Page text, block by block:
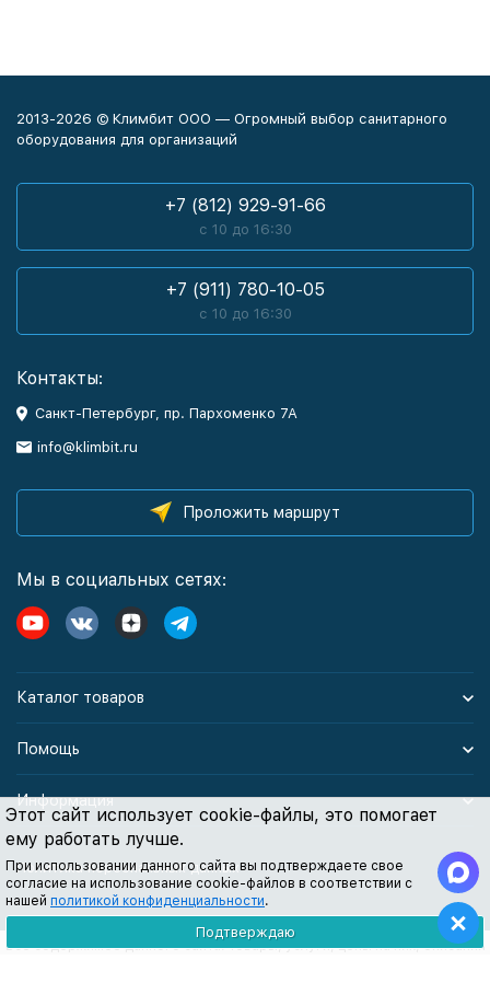
Этот сайт использует cookie-файлы, это помогает
ему работать лучше.
При использовании данного сайта вы подтверждаете свое
согласие на использование cookie-файлов в соответствии с
нашей политикой конфиденциальности.
Подтверждаю
2013-2026 © Климбит ООО — Огромный выбор санитарного
оборудования для организаций
+7 (812) 929-91-66
с 10 до 16:30
+7 (911) 780-10-05
с 10 до 16:30
Контакты:
Санкт-Петербург, пр. Пархоменко 7А
info@klimbit.ru
Проложить маршрут
Мы в социальных сетях:
Каталог товаров
Помощь
Информация
Политика персональных данных
Все содержимое данного сайта: товары, услуги, цены на них, описания